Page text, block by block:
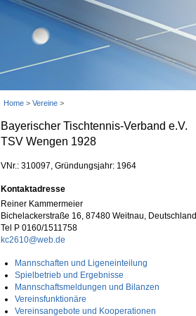
Home > Vereine >
Bayerischer Tischtennis-Verband e.V.
TSV Wengen 1928
VNr.: 310097, Gründungsjahr: 1964
Kontaktadresse
Reiner Kammermeier
Bichelackerstraße 16, 87480 Weitnau, Deutschland
Tel P 0160/1511758
kc2610@web.de
Mannschaften und Ligeneinteilung
Spielbetrieb und Ergebnisse
Mannschaftsmeldungen und Bilanzen
Vereinsfunktionäre
Vereinsangebote und Kooperationen